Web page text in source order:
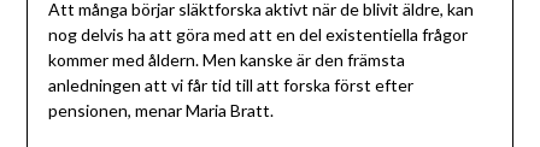
Att många börjar släktforska aktivt när de blivit äldre, kan
nog delvis ha att göra med att en del existentiella frågor
kommer med åldern. Men kanske är den främsta
anledningen att vi får tid till att forska först efter
pensionen, menar Maria Bratt.